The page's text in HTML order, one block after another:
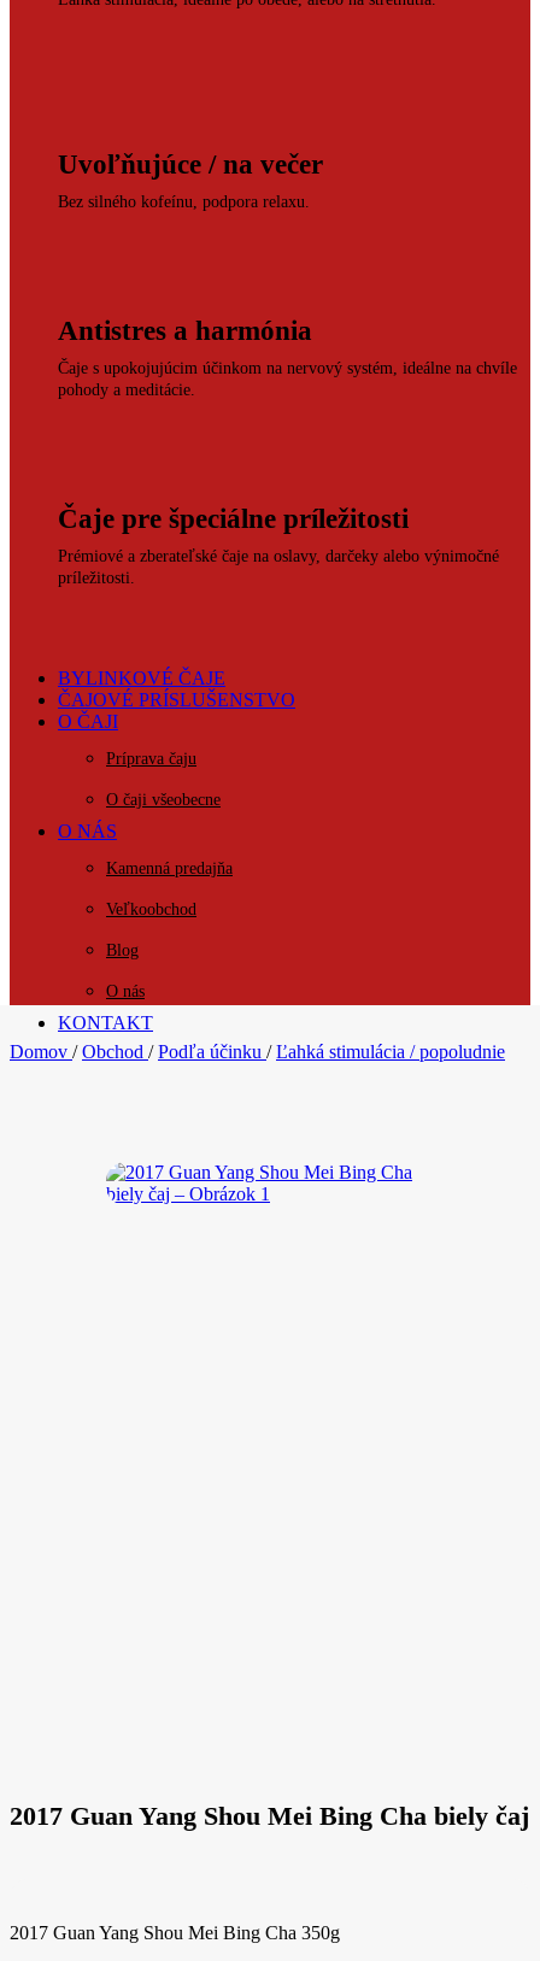
Uvoľňujúce / na večer
Bez silného kofeínu, podpora relaxu.
Antistres a harmónia
Čaje s upokojujúcim účinkom na nervový systém, ideálne na chvíle
pohody a meditácie.
Čaje pre špeciálne príležitosti
Prémiové a zberateľské čaje na oslavy, darčeky alebo výnimočné
príležitosti.
BYLINKOVÉ ČAJE
ČAJOVÉ PRÍSLUŠENSTVO
O ČAJI
Príprava čaju
O čaji všeobecne
O NÁS
Kamenná predajňa
Veľkoobchod
Blog
O nás
KONTAKT
Domov / Obchod / Podľa účinku / Ľahká stimulácia / popoludnie
2017 Guan Yang Shou Mei Bing Cha biely čaj
2017 Guan Yang Shou Mei Bing Cha 350g